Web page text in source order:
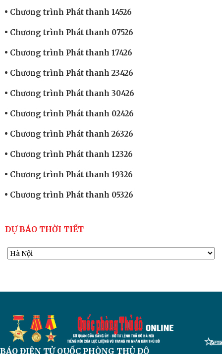
Chương trình Phát thanh 14526
Chương trình Phát thanh 07526
Chương trình Phát thanh 17426
Chương trình Phát thanh 23426
Chương trình Phát thanh 30426
Chương trình Phát thanh 02426
Chương trình Phát thanh 26326
Chương trình Phát thanh 12326
Chương trình Phát thanh 19326
Chương trình Phát thanh 05326
DỰ BÁO THỜI TIẾT
BÁO ĐIỆN TỬQUỐC PHÒNG THỦ ĐÔ